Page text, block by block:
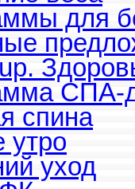
для
СПА-
спина
утро
уход